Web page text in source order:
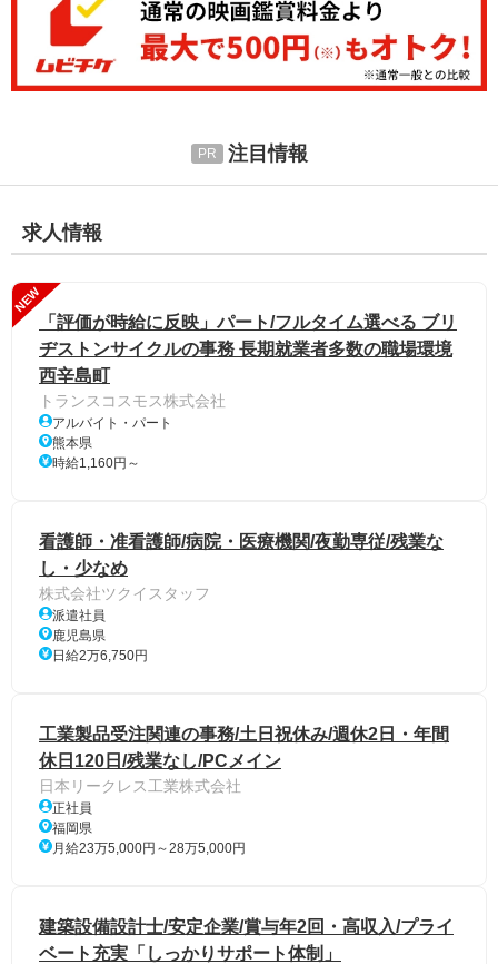
注目情報
求人情報
NEW
「評価が時給に反映」パート/フルタイム選べる ブリ
ヂストンサイクルの事務 長期就業者多数の職場環境
西辛島町
トランスコスモス株式会社
アルバイト・パート
熊本県
時給1,160円～
看護師・准看護師/病院・医療機関/夜勤専従/残業な
し・少なめ
株式会社ツクイスタッフ
派遣社員
鹿児島県
日給2万6,750円
工業製品受注関連の事務/土日祝休み/週休2日・年間
休日120日/残業なし/PCメイン
日本リークレス工業株式会社
正社員
福岡県
月給23万5,000円～28万5,000円
建築設備設計士/安定企業/賞与年2回・高収入/プライ
ベート充実「しっかりサポート体制」